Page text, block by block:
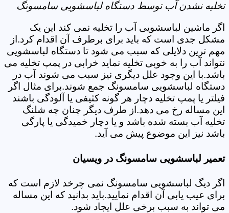
تخلیه نشدن آب توسط دستگاه لباسشویی سامسونگ
اگر ماشین لباسشویی آب را تخلیه نمی کند این یک
مشکل جدی است که باید برای برطرف آن اقدام کرد.از
مهم ترین دلایلی که سبب می شود تا دستگاه لباسشویی
نتواند آب را به خوبی تخلیه نماید خرابی در پمپ تخلیه می
باشد.با این وجود علل دیگری نیز سبب می شوند آب در
دستگاه لباسشویی سامسونگ جمع شوند.برای مثال اگر
فیلتر یا پمپ تخلیه دچار هر گونه کثیفی یا آلودگی باشند
این مساله رخ می دهد.از طرف دیگر چنان چه شلنگ
تخلیه آب بسته شده باشد و یا دچار خمیدگی یا پارگی
باشد نیز این موضوع پیش می آید.
تعمیر لباسشویی سامسونگ در ویسیان
اگر دیگ لباسشویی سامسونگ نمی چرخد لازم است که
برای عیب یابی آن اقدام نمایید.باید بدانید که این مساله
می تواند به سبب برخی علل ایجاد شود.